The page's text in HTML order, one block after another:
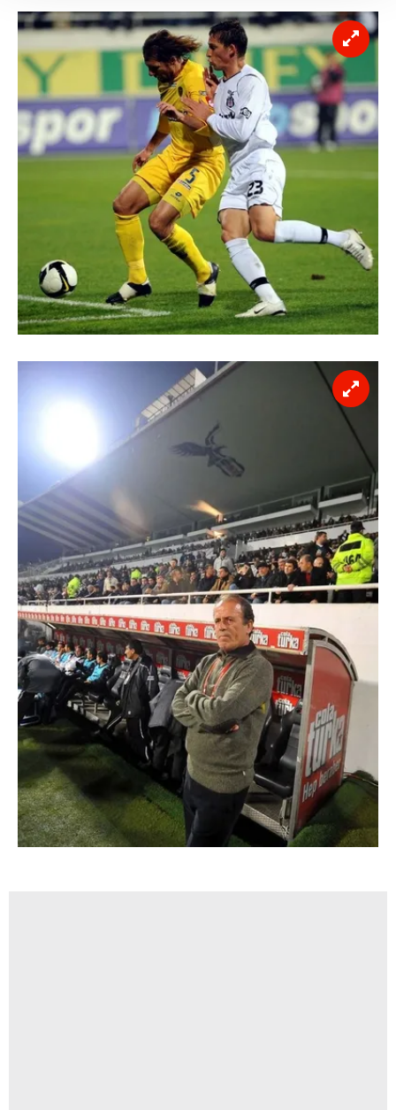
takdirde, kullanıcılara hedefli reklamlar
gösterilmeyecektir."
Sizlere daha iyi bir hizmet sunabilmek için İnternet
Sitemizde kendimize ve üçüncü kişilere ait çerezler
kullanılmaktadır. Bu çerezler vasıtasıyla çeşitli kişisel
verileriniz işlenmekte olup gerekli olan çerezler bilgi
toplumu hizmetlerinin sunulması amacıyla
kullanılmaktadır. Diğer çerezler, sitemizin daha işlevsel
kılınması ve kişiselleştirilmesi ve sizlere yönelik
reklam/pazarlama faaliyetlerinin yapılması, amaçlarıyla
sınırlı olarak açık rızanız dahilinde kullanılacaktır.
Çerezlere ilişkin tercihlerinizi aşağıda yer alan panel
vasıtasıyla belirleyebilirsiniz. Çerezlere ilişkin detaylı bilgi
Metnimiziziyaret edebilirsiniz.
6698 sayılı Kişisel Verilerin Korunması Kanunu uyarınca
hazırlanmış Aydınlatma Metnimizi okumak ve sitemizde
ilgili mevzuata uygun olarak kullanılan çerezlerle ilgili bilgi
almak için lütfen